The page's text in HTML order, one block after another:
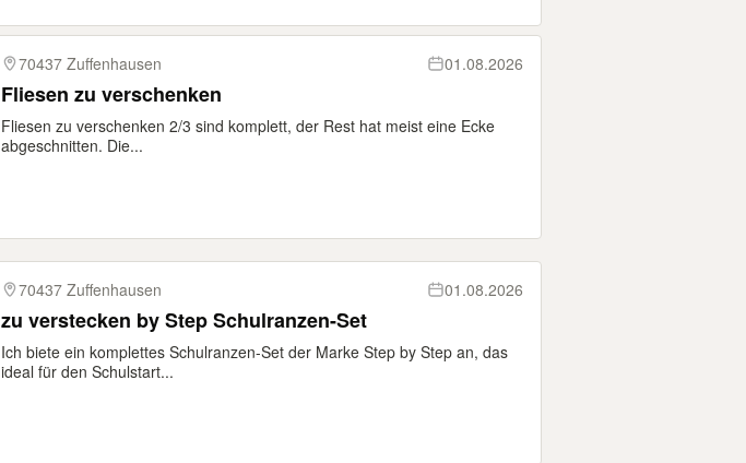
70437 Zuffenhausen 01.08.2026
Fliesen zu verschenken
Fliesen zu verschenken 2/3 sind komplett, der Rest hat meist eine Ecke
abgeschnitten. Die...
70437 Zuffenhausen 01.08.2026
zu verstecken by Step Schulranzen-Set
Ich biete ein komplettes Schulranzen-Set der Marke Step by Step an, das
ideal für den Schulstart...